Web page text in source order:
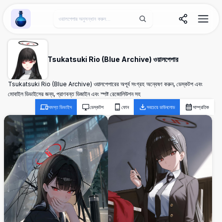
Wallpaper Alchemy
Tsukatsuki Rio (Blue Archive) ওয়ালপেপার
Tsukatsuki Rio (Blue Archive) ওয়ালপেপারের অপূর্ব সংগ্রহ অন্বেষণ করুন, ডেস্কটপ এবং
মোবাইল ডিভাইসের জন্য, প্রাণবন্ত ডিজাইন এবং স্পষ্ট রেজোলিউশন সহ
সমস্ত ডিভাইস ডেস্কটপ ফোন সবচেয়ে ডাউনলোড সাম্প্রতিক